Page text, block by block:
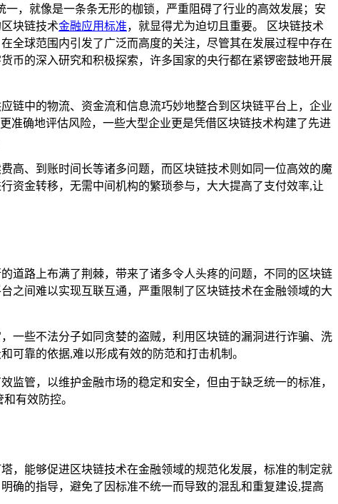
，就像是一条条无形的枷锁，严重阻碍了行业的高效发展；安
块链技术金融应用标准，就显得尤为迫切且重要。 区块链技术
全球范围内引发了广泛而高度的关注，尽管其在发展过程中存在
币的深入研究和积极探索，许多国家的央行都在紧锣密鼓地开展
链中的物流、资金流和信息流巧妙地整合到区块链平台上，企业
准确地评估风险，一些大型企业更是凭借区块链技术构建了先进
高、到账时间长等诸多问题，而区块链技术则如同一位高效的魔
资金转移，无需中间机构的繁琐参与，大大提高了支付效率,让
道路上布满了荆棘，带来了诸多令人头疼的问题，不同的区块链
之间难以实现互联互通，严重限制了区块链技术在金融领域的大
一些不法分子如同贪婪的盗贼，利用区块链的漏洞进行诈骗、洗
可靠的依据,难以形成有效的防范和打击机制。
管，以维护金融市场的稳定和安全，但由于缺乏统一的标准，
有效防控。
，能够促进区块链技术在金融领域的规范化发展，标准的制定就
确的指导，避免了因标准不统一而导致的混乱和重复建设,提高